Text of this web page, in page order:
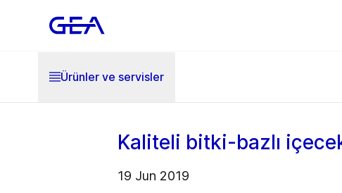
Ürünler ve servisler
Kaliteli bitki-bazlı
19 Jun 2019